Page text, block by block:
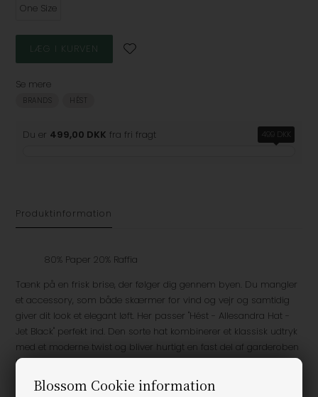
Blossom Cookie information
One Size
Se mere
BRANDS HÉST
Du er 499,00 DKK fra fri fragt 499 DKK
Produktinformation
80% Paper 20% Raffia
Tænk på en frisk brise, der følger dig gennem byen. Du mangler
et accessory, som både skærmer for vind og vejr og samtidig
giver dit look et elegant løft. Her passer "Hést - Allesandra Hat -
Jet Black" perfekt ind. Den sorte hat kombinerer et klassisk udtryk
med et moderne twist og bliver hurtigt en fast del af garderoben
hos den stilbevidste.
Den dybe, sorte farve gør Allesandra Hat nem at bruge på kryds